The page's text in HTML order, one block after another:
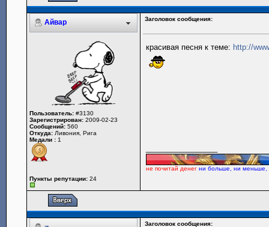
Айвар Заголовок сообщения:
Пользователь: #3130
Зарегистрирован: 2009-02-23
Сообщений: 560
Откуда: Ливония, Рига
Медали : 1
Пункты репутации: 24
красивая песня к теме: http://
не почитай денег ни больше, ни меньше,
Заголовок сообщения: